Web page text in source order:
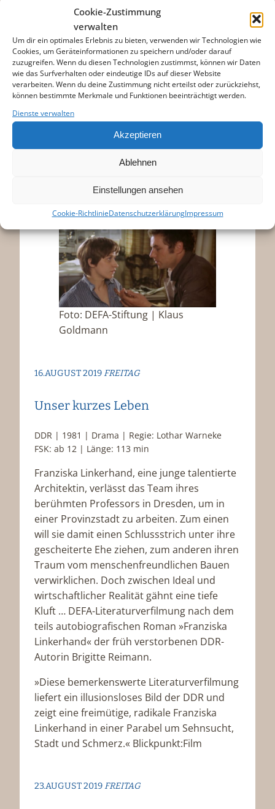
Cookie-Zustimmung
verwalten
Um dir ein optimales Erlebnis zu bieten, verwenden wir Technologien wie
Cookies, um Geräteinformationen zu speichern und/oder darauf
zuzugreifen. Wenn du diesen Technologien zustimmst, können wir Daten
wie das Surfverhalten oder eindeutige IDs auf dieser Website
verarbeiten. Wenn du deine Zustimmung nicht erteilst oder zurückziehst,
können bestimmte Merkmale und Funktionen beeinträchtigt werden.
Dienste verwalten
Akzeptieren
Ablehnen
Einstellungen ansehen
Cookie-RichtlinieDatenschutzerklärungImpressum
Neue Visionen Filmverleih
Foto: DEFA-Stiftung | Klaus
Foto: DEFA-Stiftung | Klaus
Goldmann
16.AUGUST 2019FREITAG
Unser kurzes Leben
DDR | 1981 | Drama | Regie: Lothar Warneke
FSK: ab 12 | Länge: 113 min
Franziska Linkerhand, eine junge talentierte
Architektin, verlässt das Team ihres
berühmten Professors in Dresden, um in
einer Provinzstadt zu arbeiten. Zum einen
will sie damit einen Schlussstrich unter ihre
gescheiterte Ehe ziehen, zum anderen ihren
Traum vom menschenfreundlichen Bauen
verwirklichen. Doch zwischen Ideal und
wirtschaftlicher Realität gähnt eine tiefe
Kluft … DEFA-Literaturverfilmung nach dem
teils autobiografischen Roman »Franziska
Linkerhand« der früh verstorbenen DDR-
Autorin Brigitte Reimann.
»Diese bemerkenswerte Literaturverfilmung
liefert ein illusionsloses Bild der DDR und
zeigt eine freimütige, radikale Franziska
Linkerhand in einer Parabel um Sehnsucht,
Stadt und Schmerz.« Blickpunkt:Film
23.AUGUST 2019FREITAG